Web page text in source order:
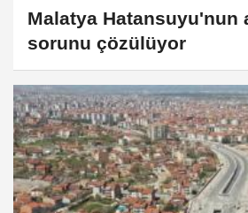
Malatya Hatansuyu'nun
sorunu çözülüyor